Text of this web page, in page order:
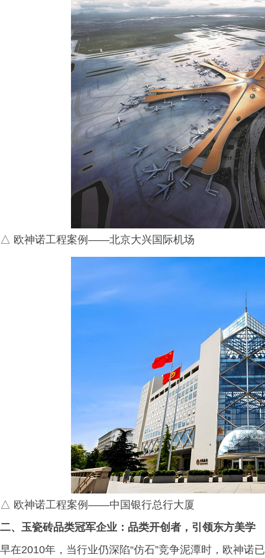
△ 欧神诺工程案例——北京大兴国际机场
△ 欧神诺工程案例——中国银行总行大厦
二、玉瓷砖品类冠军企业：品类开创者，引领东方美学
早在2010年，当行业仍深陷“仿石”竞争泥潭时，欧神诺